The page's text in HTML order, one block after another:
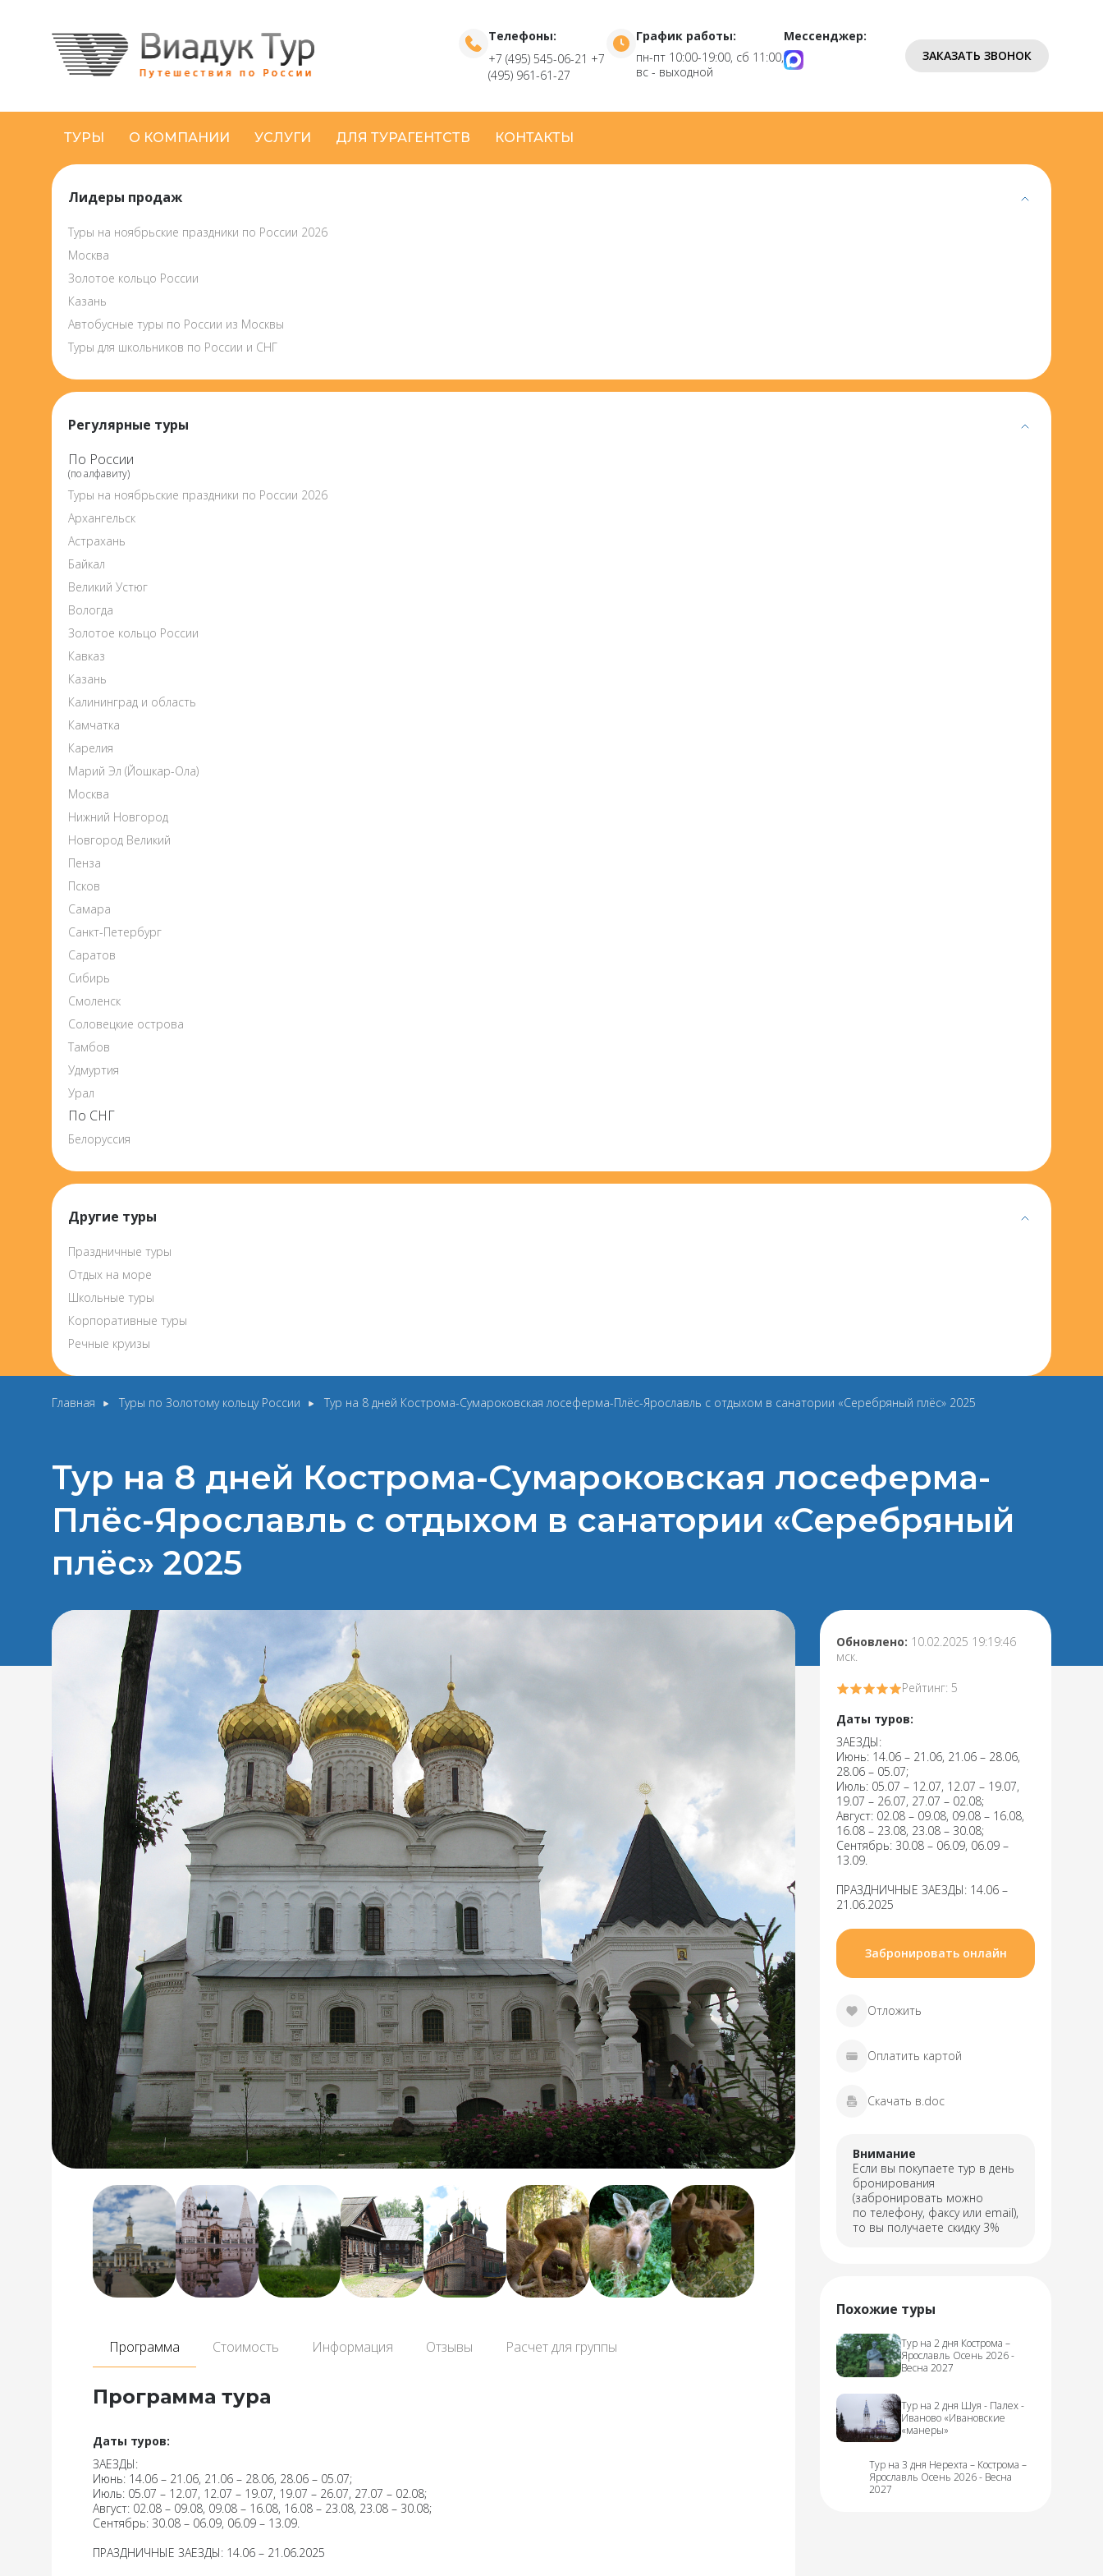
Телефоны:
+7 (495) 545-06-21 +7
(495) 961-61-27
График работы:
пн-пт 10:00-19:00, сб 11:00,
вс - выходной
Мессенджер:
ЗАКАЗАТЬ ЗВОНОК
ТУРЫ О КОМПАНИИ УСЛУГИ ДЛЯ ТУРАГЕНТСТВ КОНТАКТЫ
Лидеры продаж
Туры на ноябрьские праздники по России 2026
Москва
Золотое кольцо России
Казань
Автобусные туры по России из Москвы
Туры для школьников по России и СНГ
Регулярные туры
По России
(по алфавиту)
Туры на ноябрьские праздники по России 2026
Архангельск
Астрахань
Байкал
Великий Устюг
Вологда
Золотое кольцо России
Кавказ
Казань
Калининград и область
Камчатка
Карелия
Марий Эл (Йошкар-Ола)
Москва
Нижний Новгород
Новгород Великий
Пенза
Псков
Самара
Санкт-Петербург
Саратов
Сибирь
Смоленск
Соловецкие острова
Тамбов
Удмуртия
Урал
По СНГ
Белоруссия
Другие туры
Праздничные туры
Отдых на море
Школьные туры
Корпоративные туры
Речные круизы
Главная Туры по Золотому кольцу России Тур на 8 дней Кострома-Сумароковская лосеферма-Плёс-Ярославль с отдыхом в санатории «Серебряный плёс» 2025
Тур на 8 дней Кострома-Сумароковская лосеферма-
Плёс-Ярославль с отдыхом в санатории «Серебряный
плёс» 2025
Программа Стоимость Информация Отзывы Расчет для группы
Программа тура
Даты туров:
ЗАЕЗДЫ:
Июнь: 14.06 – 21.06, 21.06 – 28.06, 28.06 – 05.07;
Июль: 05.07 – 12.07, 12.07 – 19.07, 19.07 – 26.07, 27.07 – 02.08;
Август: 02.08 – 09.08, 09.08 – 16.08, 16.08 – 23.08, 23.08 – 30.08;
Сентябрь: 30.08 – 06.09, 06.09 – 13.09.
ПРАЗДНИЧНЫЕ ЗАЕЗДЫ: 14.06 – 21.06.2025
Обновлено: 10.02.2025 19:19:46
мск.
Рейтинг: 5
Даты туров:
ЗАЕЗДЫ:
Июнь: 14.06 – 21.06, 21.06 – 28.06,
28.06 – 05.07;
Июль: 05.07 – 12.07, 12.07 – 19.07,
19.07 – 26.07, 27.07 – 02.08;
Август: 02.08 – 09.08, 09.08 – 16.08,
16.08 – 23.08, 23.08 – 30.08;
Сентябрь: 30.08 – 06.09, 06.09 –
13.09.
ПРАЗДНИЧНЫЕ ЗАЕЗДЫ: 14.06 –
21.06.2025
Забронировать онлайн
Отложить
Оплатить картой
Скачать в.doc
Внимание
Если вы покупаете тур в день
бронирования
(забронировать можно
по телефону, факсу или email),
то вы получаете скидку 3%
Похожие туры
Тур на 2 дня Кострома –
Ярославль Осень 2026 -
Весна 2027
Тур на 2 дня Шуя - Палех -
Иваново «Ивановские
«манеры»
Тур на 3 дня Нерехта – Кострома –
Ярославль Осень 2026 - Весна
2027